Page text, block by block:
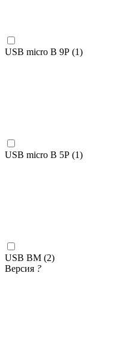
USB micro B 9P (1)
USB micro B 5P (1)
USB BM (2)
Версия ?